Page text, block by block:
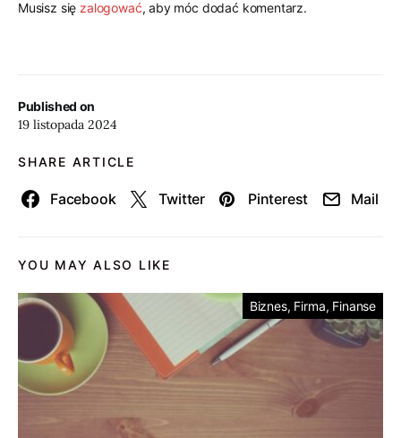
Published on
19 listopada 2024
SHARE ARTICLE
Facebook Twitter Pinterest Mail
Musisz się zalogować, aby móc dodać komentarz.
YOU MAY ALSO LIKE
Biznes, Firma, Finanse